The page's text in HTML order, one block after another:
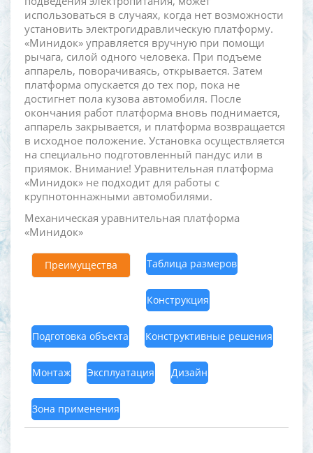
использоваться в случаях, когда нет возможности
установить электрогидравлическую платформу.
«Минидок» управляется вручную при помощи
рычага, силой одного человека. При подъеме
аппарель, поворачиваясь, открывается. Затем
платформа опускается до тех пор, пока не
достигнет пола кузова автомобиля. После
окончания работ платформа вновь поднимается,
аппарель закрывается, и платформа возвращается
в исходное положение. Установка осуществляется
на специально подготовленный пандус или в
приямок. Внимание! Уравнительная платформа
«Минидок» не подходит для работы с
крупнотоннажными автомобилями.
Механическая уравнительная платформа
«Минидок»
Преимущества Таблица размеров
Конструкция
Подготовка объекта Конструктивные решения
Монтаж Эксплуатация Дизайн
Зона применения